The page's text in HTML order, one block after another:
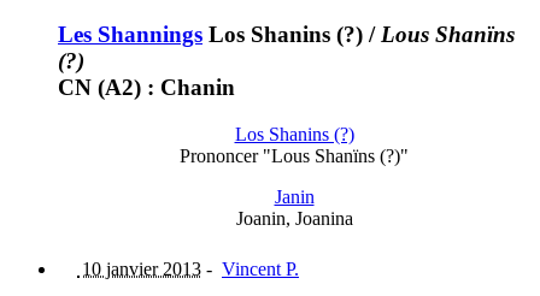
Les Shannings Los Shanins (?) /Lous Shanïns
(?)
CN (A2) : Chanin
Los Shanins (?)
Prononcer "Lous Shanïns (?)"
Janin
Joanin, Joanina
10 janvier 2013 - Vincent P.